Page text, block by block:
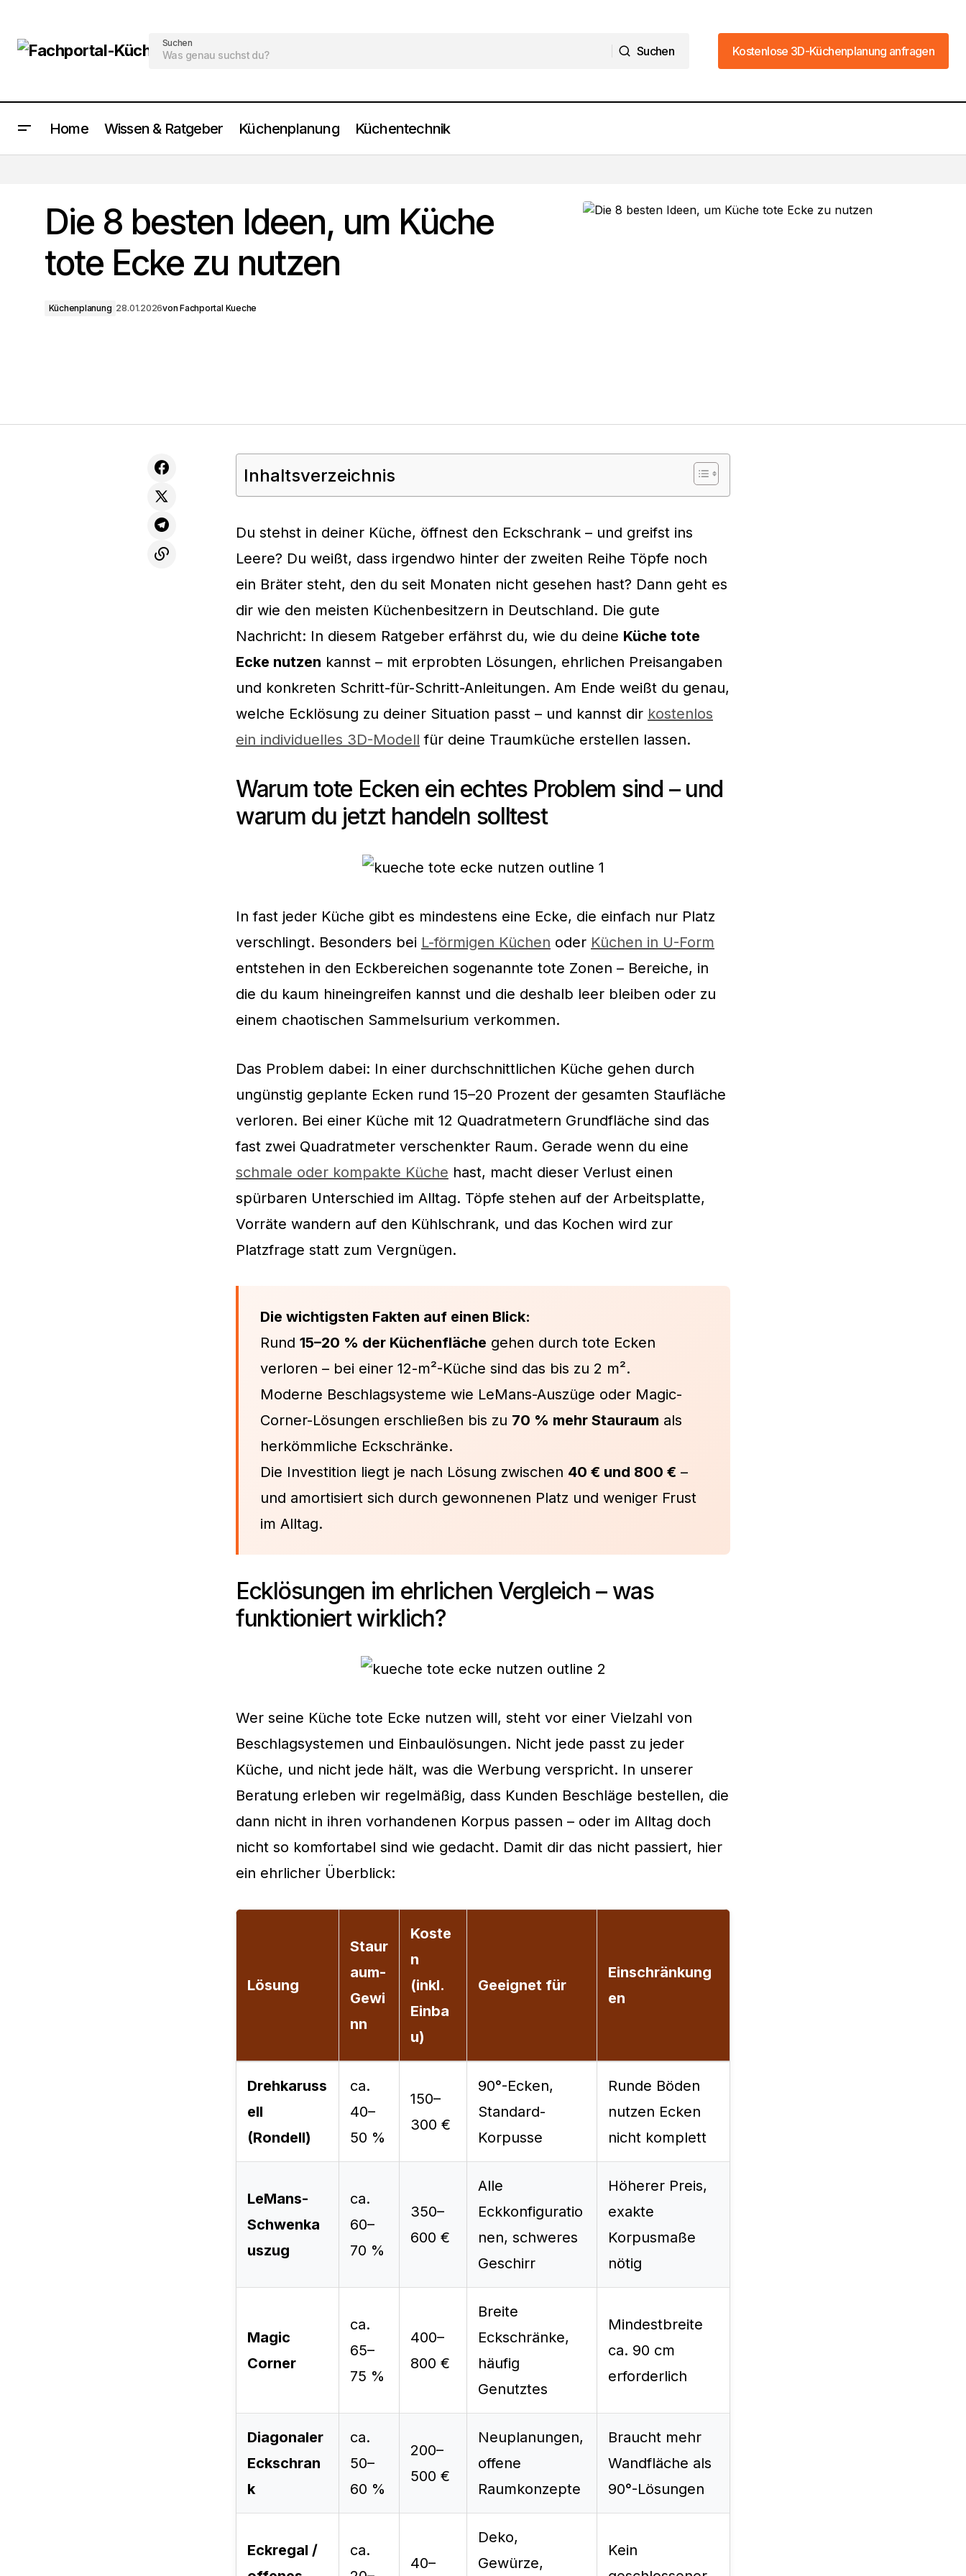
Suchen
Suchen
Kostenlose 3D-Küchenplanung anfragen
Kostenlose 3D-Küchenplanung anfragen
Home Wissen & Ratgeber Küchenplanung Küchentechnik
Die 8 besten Ideen, um Küche
tote Ecke zu nutzen
Küchenplanung 28.01.2026von Fachportal Kueche
Inhaltsverzeichnis
Du stehst in deiner Küche, öffnest den Eckschrank – und greifst ins
Leere? Du weißt, dass irgendwo hinter der zweiten Reihe Töpfe noch
ein Bräter steht, den du seit Monaten nicht gesehen hast? Dann geht es
dir wie den meisten Küchenbesitzern in Deutschland. Die gute
Nachricht: In diesem Ratgeber erfährst du, wie du deine Küche tote
Ecke nutzen kannst – mit erprobten Lösungen, ehrlichen Preisangaben
und konkreten Schritt-für-Schritt-Anleitungen. Am Ende weißt du genau,
welche Ecklösung zu deiner Situation passt – und kannst dir kostenlos
ein individuelles 3D-Modell für deine Traumküche erstellen lassen.
Warum tote Ecken ein echtes Problem sind – und
warum du jetzt handeln solltest
In fast jeder Küche gibt es mindestens eine Ecke, die einfach nur Platz
verschlingt. Besonders bei L-förmigen Küchen oder Küchen in U-Form
entstehen in den Eckbereichen sogenannte tote Zonen – Bereiche, in
die du kaum hineingreifen kannst und die deshalb leer bleiben oder zu
einem chaotischen Sammelsurium verkommen.
Das Problem dabei: In einer durchschnittlichen Küche gehen durch
ungünstig geplante Ecken rund 15–20 Prozent der gesamten Staufläche
verloren. Bei einer Küche mit 12 Quadratmetern Grundfläche sind das
fast zwei Quadratmeter verschenkter Raum. Gerade wenn du eine
schmale oder kompakte Küche hast, macht dieser Verlust einen
spürbaren Unterschied im Alltag. Töpfe stehen auf der Arbeitsplatte,
Vorräte wandern auf den Kühlschrank, und das Kochen wird zur
Platzfrage statt zum Vergnügen.
Die wichtigsten Fakten auf einen Blick:
Rund 15–20 % der Küchenfläche gehen durch tote Ecken
verloren – bei einer 12-m²-Küche sind das bis zu 2 m².
Moderne Beschlagsysteme wie LeMans-Auszüge oder Magic-
Corner-Lösungen erschließen bis zu 70 % mehr Stauraum als
herkömmliche Eckschränke.
Die Investition liegt je nach Lösung zwischen 40 € und 800 € –
und amortisiert sich durch gewonnenen Platz und weniger Frust
im Alltag.
Ecklösungen im ehrlichen Vergleich – was
funktioniert wirklich?
Wer seine Küche tote Ecke nutzen will, steht vor einer Vielzahl von
Beschlagsystemen und Einbaulösungen. Nicht jede passt zu jeder
Küche, und nicht jede hält, was die Werbung verspricht. In unserer
Beratung erleben wir regelmäßig, dass Kunden Beschläge bestellen, die
dann nicht in ihren vorhandenen Korpus passen – oder im Alltag doch
nicht so komfortabel sind wie gedacht. Damit dir das nicht passiert, hier
ein ehrlicher Überblick:
Lösung
Staur
aum-
Gewi
nn
Koste
n
(inkl.
Einba
u)
Geeignet für
Einschränkung
en
Drehkaruss
ell
(Rondell)
ca.
40–
50 %
150–
300 €
90°-Ecken,
Standard-
Korpusse
Runde Böden
nutzen Ecken
nicht komplett
LeMans-
Schwenka
uszug
ca.
60–
70 %
350–
600 €
Alle
Eckkonfiguratio
nen, schweres
Geschirr
Höherer Preis,
exakte
Korpusmaße
nötig
Magic
Corner
ca.
65–
75 %
400–
800 €
Breite
Eckschränke,
häufig
Genutztes
Mindestbreite
ca. 90 cm
erforderlich
Diagonaler
Eckschran
k
ca.
50–
60 %
200–
500 €
Neuplanungen,
offene
Raumkonzepte
Braucht mehr
Wandfläche als
90°-Lösungen
Eckregal /
ca.
40–
Deko,
Gewürze,
Kein